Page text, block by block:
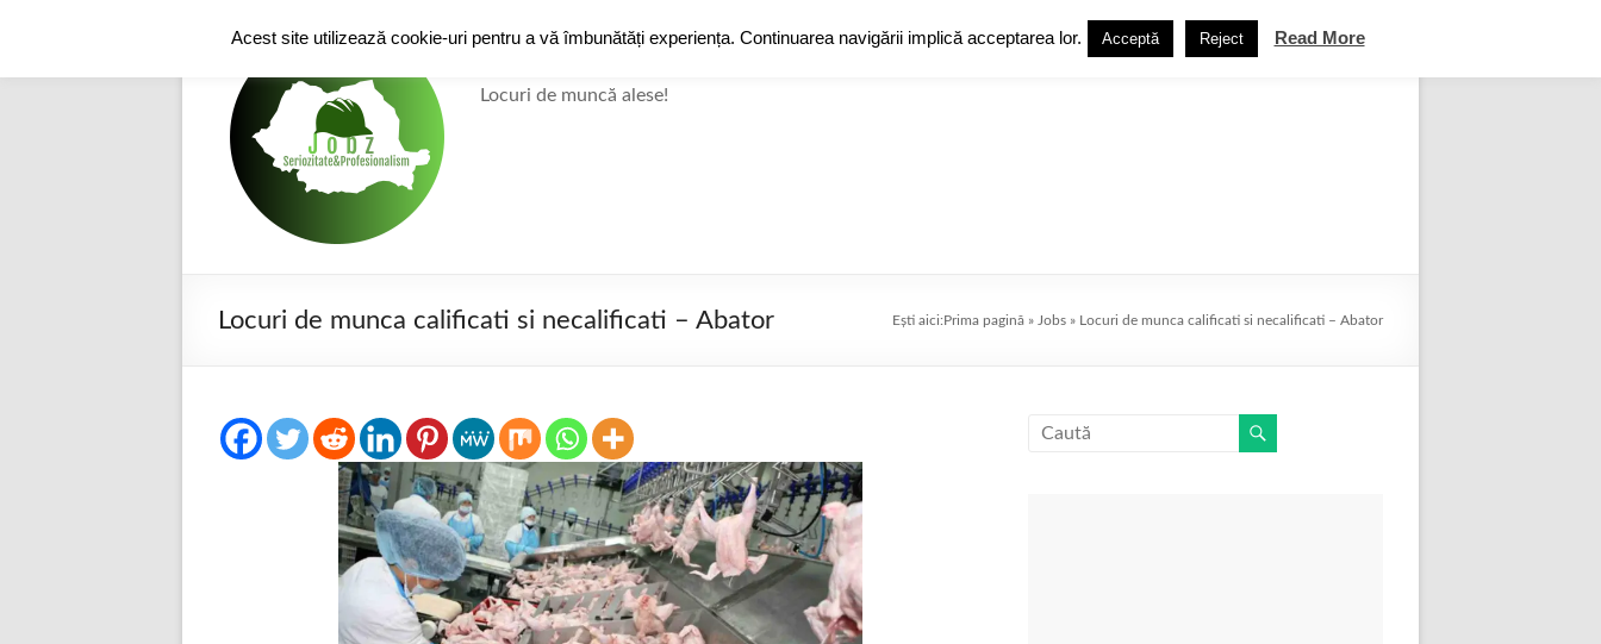
e-JobZ
Locuri de muncă alese!
Grup de Facebook Termeni și condiții
Locuri de munca calificati si necalificati – Abator Ești aici:Prima pagină » Jobs » Locuri de munca calificati si necalificati – Abator
Acest site utilizează cookie-uri pentru a vă îmbunătăți experiența. Continuarea navigării implică acceptarea lor. Acceptă Reject Read More